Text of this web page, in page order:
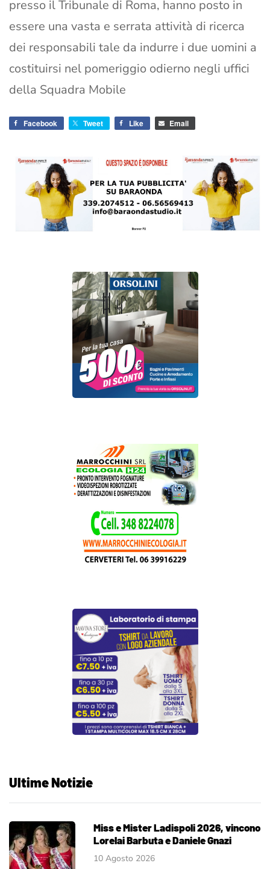
presso il Tribunale di Roma, hanno posto in
essere una vasta e serrata attività di ricerca
dei responsabili tale da indurre i due uomini a
costituirsi nel pomeriggio odierno negli uffici
della Squadra Mobile
Facebook Tweet Like Email
Ultime Notizie
Miss e Mister Ladispoli 2026, vincono
Lorelai Barbuta e Daniele Gnazi
10 Agosto 2026